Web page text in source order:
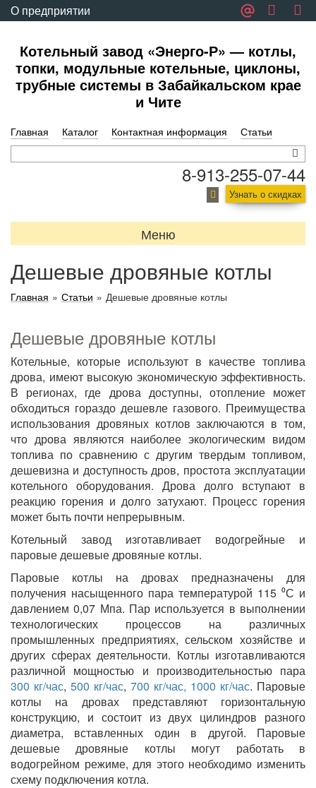
О предприятии
Котельный завод «Энерго-Р» — котлы,
топки, модульные котельные, циклоны,
трубные системы в Забайкальском крае
и Чите
Главная Каталог Контактная информация Статьи
8-913-255-07-44
Узнать о скидках
Меню
Дешевые дровяные котлы
Главная » Статьи » Дешевые дровяные котлы
Дешевые дровяные котлы
Котельные, которые используют в качестве топлива
дрова, имеют высокую экономическую эффективность.
В регионах, где дрова доступны, отопление может
обходиться гораздо дешевле газового. Преимущества
использования дровяных котлов заключаются в том,
что дрова являются наиболее экологическим видом
топлива по сравнению с другим твердым топливом,
дешевизна и доступность дров, простота эксплуатации
котельного оборудования. Дрова долго вступают в
реакцию горения и долго затухают. Процесс горения
может быть почти непрерывным.
Котельный завод изготавливает водогрейные и
паровые дешевые дровяные котлы.
Паровые котлы на дровах предназначены для
получения насыщенного пара температурой 115 ⁰С и
давлением 0,07 Мпа. Пар используется в выполнении
технологических процессов на различных
промышленных предприятиях, сельском хозяйстве и
других сферах деятельности. Котлы изготавливаются
различной мощностью и производительностью пара
300 кг/час, 500 кг/час, 700 кг/час, 1000 кг/час. Паровые
котлы на дровах представляют горизонтальную
конструкцию, и состоит из двух цилиндров разного
диаметра, вставленных один в другой. Паровые
дешевые дровяные котлы могут работать в
водогрейном режиме, для этого необходимо изменить
схему подключения котла.